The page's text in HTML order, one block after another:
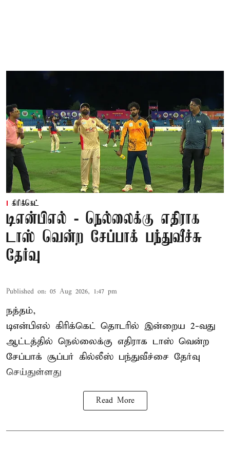
கிரிக்கெட்
டிஎன்பிஎல் - நெல்லைக்கு எதிராக
டாஸ் வென்ற சேப்பாக் பந்துவீச்சு
தேர்வு
Published on: 05 Aug 2026, 1:47 pm
நத்தம்,
டிஎன்பிஎல் கிரிக்கெட் தொடரில் இன்றைய 2-வது
ஆட்டத்தில் நெல்லைக்கு எதிராக டாஸ் வென்ற
சேப்பாக் சூப்பர் கில்லீஸ் பந்துவீச்சை தேர்வு
செய்துள்ளது
Read More